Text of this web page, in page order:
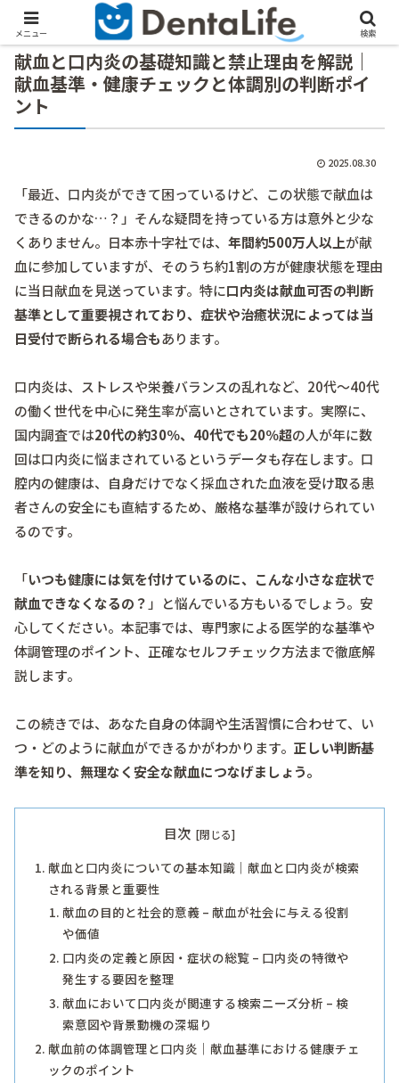
献血と口内炎の基礎知識と禁止理由を解説｜
献血基準・健康チェックと体調別の判断ポイ
ント
2025.08.30
「最近、口内炎ができて困っているけど、この状態で献血は
できるのかな…？」そんな疑問を持っている方は意外と少な
くありません。日本赤十字社では、 年間約500万人以上が献
血に参加していますが、そのうち約1割の方が健康状態を理由
に当日献血を見送っています。特に口内炎は献血可否の判断
基準として重要視されており、症状や治癒状況によっては当
日受付で断られる場合もあります。
口内炎は、ストレスや栄養バランスの乱れなど、20代～40代
の働く世代を中心に発生率が高いとされています。実際に、
国内調査では20代の約30％、40代でも20％超の人が年に数
回は口内炎に悩まされているというデータも存在します。口
腔内の健康は、自身だけでなく採血された血液を受け取る患
者さんの安全にも直結するため、厳格な基準が設けられてい
るのです。
「いつも健康には気を付けているのに、こんな小さな症状で
献血できなくなるの？ 」と悩んでいる方もいるでしょう。安
心してください。本記事では、専門家による医学的な基準や
体調管理のポイント、正確なセルフチェック方法まで徹底解
説します。
この続きでは、 あなた自身の体調や生活習慣に合わせて、い
つ・どのように献血ができるかがわかります。 正しい判断基
準を知り、無理なく安全な献血につなげましょう。
目次
献血と口内炎についての基本知識｜献血と口内炎が検索
される背景と重要性
献血の目的と社会的意義 – 献血が社会に与える役割
や価値
口内炎の定義と原因・症状の総覧 – 口内炎の特徴や
発生する要因を整理
献血において口内炎が関連する検索ニーズ分析 – 検
索意図や背景動機の深堀り
献血前の体調管理と口内炎｜献血基準における健康チェ
ックのポイント
メニュー 検索